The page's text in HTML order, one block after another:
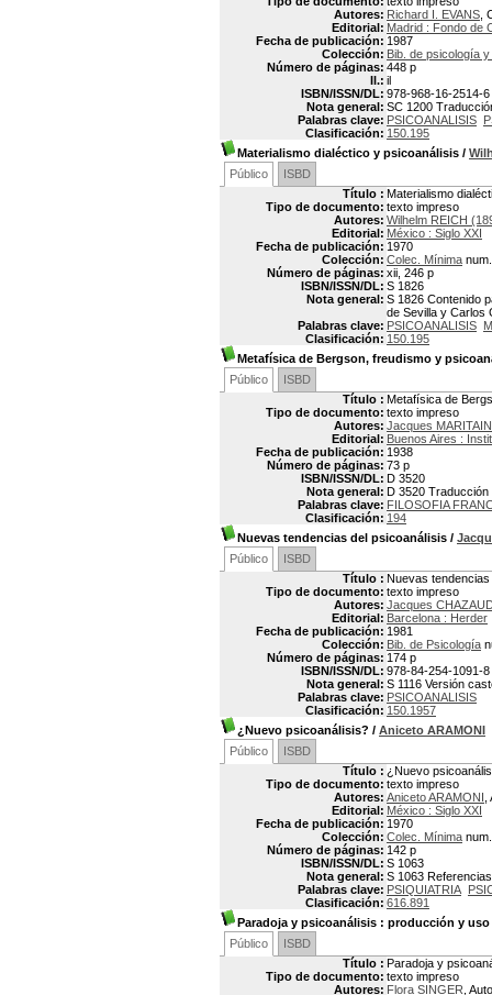
Autores: Richard I. EVANS ,
Editorial: Madrid : Fondo de
Fecha de publicación: 1987
Colección: Bib. de psicología
Número de páginas: 448 p
Il.: il
ISBN/ISSN/DL: 978-968-16-2514-6
Nota general: SC 1200
Palabras clave: PSICOANALISIS
Clasificación: 150.195
Materialismo dialéctico y psicoanálisis /
Público
ISBD
Título : Materialismo
Tipo de documento: texto impreso
Autores: Wilhelm REICH
Editorial: México : Siglo XXI
Fecha de publicación: 1970
Colección: Colec. Mínima
Número de páginas: xii, 246 p
ISBN/ISSN/DL: S 1826
Nota general: S 1826 Contenido
de Sevilla y Carlos
Palabras clave: PSICOANALISIS
Clasificación: 150.195
Metafísica de Bergson, freudismo y
Público
ISBD
Título : Metafísica de
Tipo de documento: texto impreso
Autores: Jacques
Editorial: Buenos Aires :
Fecha de publicación: 1938
Número de páginas: 73 p
ISBN/ISSN/DL: D 3520
Nota general: D 3520 Traducción
Palabras clave: FILOSOFIA
Clasificación: 194
Nuevas tendencias del psicoanálisis /
Público
ISBD
Título : Nuevas
Tipo de documento: texto impreso
Autores: Jacques
Editorial: Barcelona : Herder
Fecha de publicación: 1981
Colección: Bib. de Psicología
Número de páginas: 174 p
ISBN/ISSN/DL: 978-84-254-1091-8
Nota general: S 1116 Versión
Palabras clave: PSICOANALISIS
Clasificación: 150.1957
¿Nuevo psicoanálisis? / Aniceto ARAMONI
Público
ISBD
Título : ¿Nuevo
Tipo de documento: texto impreso
Autores: Aniceto ARAMONI
Editorial: México : Siglo XXI
Fecha de publicación: 1970
Colección: Colec. Mínima
Número de páginas: 142 p
ISBN/ISSN/DL: S 1063
Nota general: S 1063
Palabras clave: PSIQUIATRIA
Clasificación: 616.891
Paradoja y psicoanálisis : producción y uso
Público
ISBD
Título : Paradoja y
Tipo de documento: texto impreso
Autores: Flora SINGER ,